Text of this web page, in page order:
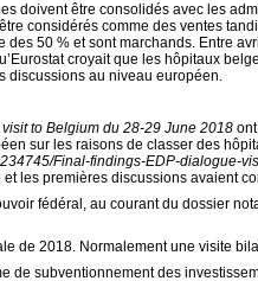
doivent être consolidés avec les
considérés comme des ventes
des 50 % et sont marchands.
croyait que les hôpitaux
discussions au niveau européen.
to Belgium du 28-29 June 2018
sur les raisons de classer des
Final-findings-EDP-dialogue-
les premières discussions avaient
fédéral, au courant du dossier
de 2018. Normalement une visite
de subventionnement des